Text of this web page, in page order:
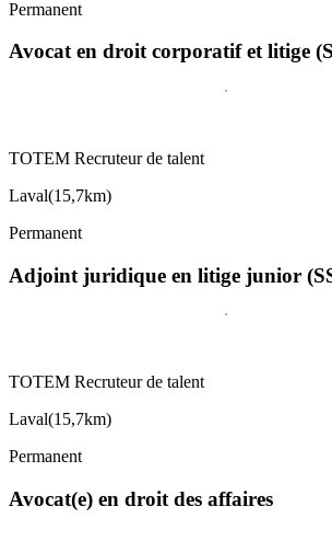
Permanent
Avocat en droit corporatif et litige
TOTEM Recruteur de talent
Laval(15,7km)
Permanent
Adjoint juridique en litige junior
TOTEM Recruteur de talent
Laval(15,7km)
Permanent
Avocat(e) en droit des affaires